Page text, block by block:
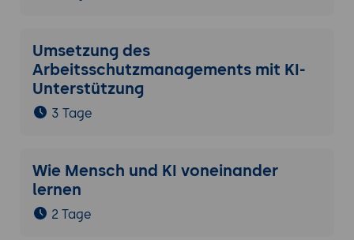
Umsetzung des
Arbeitsschutzmanagements mit KI-
Unterstützung
3 Tage
Wie Mensch und KI voneinander
lernen
2 Tage